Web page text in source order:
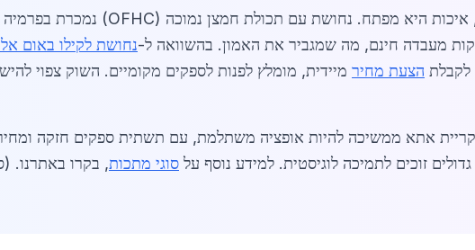
מעבדה חינם, מה שמגביר את האמון. בהשוואה ל-נחושת לקילו באום
לקבלת הצעת מחיר מיידית, מומלץ לפנות לספקים מקומיים. השוק צפוי
אתא ממשיכה להיות אופציה משתלמת, עם תשתית ספקים חזקה
זוכים לתמיכה לוגיסטית. למידע נוסף על סוגי מתכות, בקרו באתרנו.